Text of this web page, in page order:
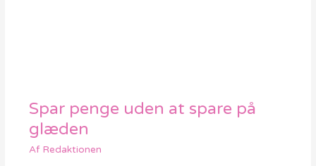
Spar penge uden at spare på
glæden
Af Redaktionen
Spar
penge
uden
at